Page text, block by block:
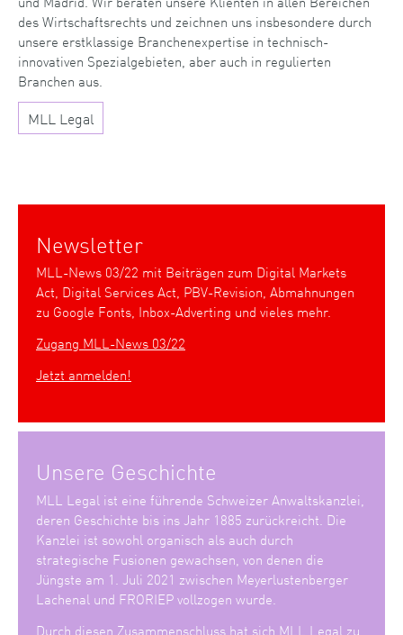
des Wirtschaftsrechts und zeichnen uns insbesondere durch
unsere erstklassige Branchenexpertise in technisch-
innovativen Spezialgebieten, aber auch in regulierten
Branchen aus.
MLL Legal
Newsletter
MLL-News 03/22 mit Beiträgen zum Digital Markets
Act, Digital Services Act, PBV-Revision, Abmahnungen
zu Google Fonts, Inbox-Adverting und vieles mehr.
Zugang MLL-News 03/22
Jetzt anmelden!
Unsere Geschichte
MLL Legal ist eine führende Schweizer Anwaltskanzlei,
deren Geschichte bis ins Jahr 1885 zurückreicht. Die
Kanzlei ist sowohl organisch als auch durch
strategische Fusionen gewachsen, von denen die
Jüngste am 1. Juli 2021 zwischen Meyerlustenberger
Lachenal und FRORIEP vollzogen wurde.
Durch diesen Zusammenschluss hat sich MLL Legal zu